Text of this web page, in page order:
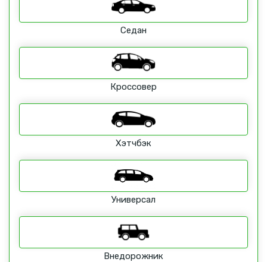
Седан
Кроссовер
Хэтчбэк
Универсал
Внедорожник